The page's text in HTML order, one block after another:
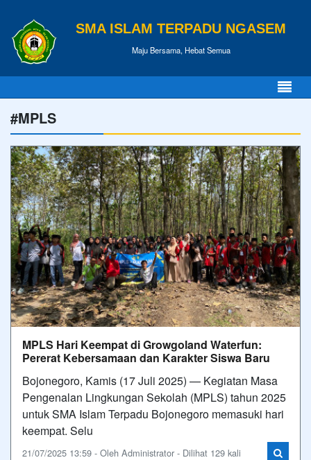
SMA ISLAM TERPADU NGASEM
Maju Bersama, Hebat Semua
#MPLS
MPLS Hari Keempat di Growgoland Waterfun:
Pererat Kebersamaan dan Karakter Siswa Baru
Bojonegoro, Kamis (17 Juli 2025) — Kegiatan Masa
Pengenalan Lingkungan Sekolah (MPLS) tahun 2025
untuk SMA Islam Terpadu Bojonegoro memasuki hari
keempat. Selu
21/07/2025 13:59 - Oleh Administrator - Dilihat 129 kali